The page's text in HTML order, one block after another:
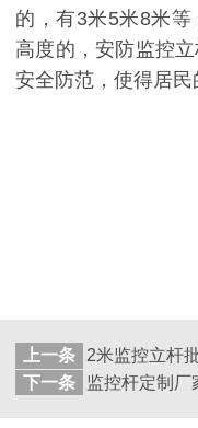
的，有3米5米8米
高度的，安防监控
安全防范，使得居民
上一条
下一条